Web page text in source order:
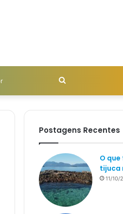
Procurar
por
Postagens Recentes
O
tijuca
11/10/